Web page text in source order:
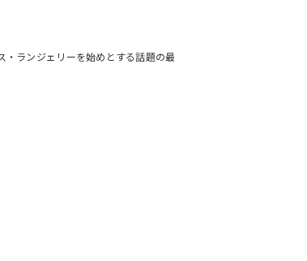
ランジェリーを始めとする話題の最